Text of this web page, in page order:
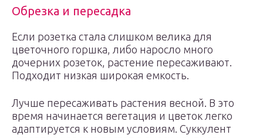
Обрезка и пересадка
Если розетка стала слишком велика для
цветочного горшка, либо наросло много
дочерних розеток, растение пересаживают.
Подходит низкая широкая емкость.
Лучше пересаживать растения весной. В это
время начинается вегетация и цветок легко
адаптируется к новым условиям. Суккулент